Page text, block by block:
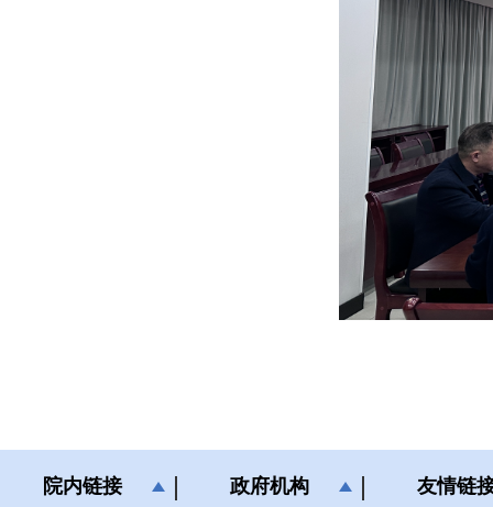
院内链接 政府机构 友情链